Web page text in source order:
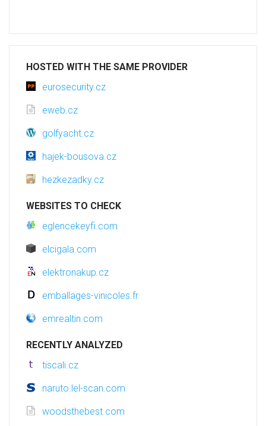
HOSTED WITH THE SAME PROVIDER
eurosecurity.cz
eweb.cz
golfyacht.cz
hajek-bousova.cz
hezkezadky.cz
WEBSITES TO CHECK
eglencekeyfi.com
elcigala.com
elektronakup.cz
emballages-vinicoles.fr
emrealtin.com
RECENTLY ANALYZED
tiscali.cz
naruto.lel-scan.com
woodsthebest.com